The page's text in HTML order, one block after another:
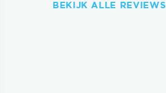
BEKIJK ALLE REVIEWS